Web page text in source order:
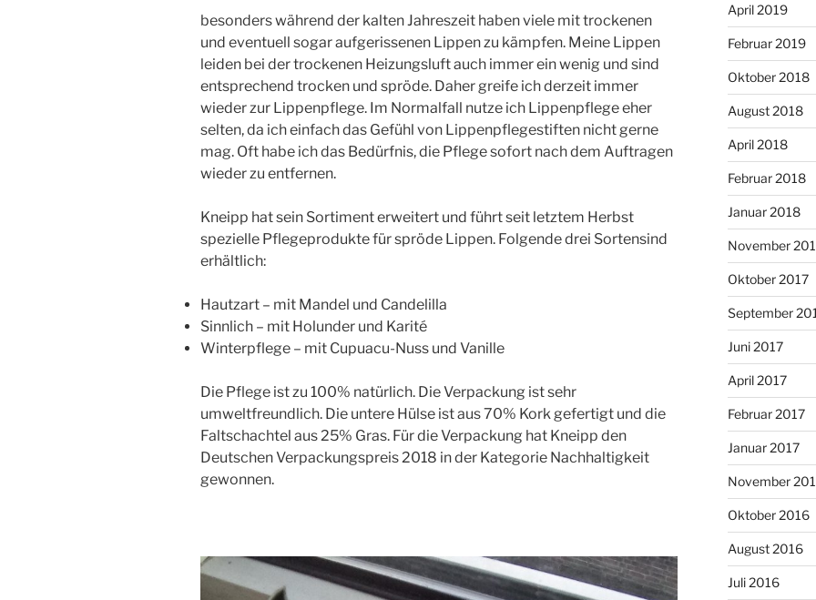
besonders während der kalten Jahreszeit haben viele mit trockenen
und eventuell sogar aufgerissenen Lippen zu kämpfen. Meine Lippen
leiden bei der trockenen Heizungsluft auch immer ein wenig und sind
entsprechend trocken und spröde. Daher greife ich derzeit immer
wieder zur Lippenpflege. Im Normalfall nutze ich Lippenpflege eher
selten, da ich einfach das Gefühl von Lippenpflegestiften nicht gerne
mag. Oft habe ich das Bedürfnis, die Pflege sofort nach dem Auftragen
wieder zu entfernen.
Kneipp hat sein Sortiment erweitert und führt seit letztem Herbst
spezielle Pflegeprodukte für spröde Lippen. Folgende drei Sortensind
erhältlich:
Hautzart – mit Mandel und Candelilla
Sinnlich – mit Holunder und Karité
Winterpflege – mit Cupuacu-Nuss und Vanille
Die Pflege ist zu 100% natürlich. Die Verpackung ist sehr
umweltfreundlich. Die untere Hülse ist aus 70% Kork gefertigt und die
Faltschachtel aus 25% Gras. Für die Verpackung hat Kneipp den
Deutschen Verpackungspreis 2018 in der Kategorie Nachhaltigkeit
gewonnen.
April 2019
Februar 2019
Oktober 2018
August 2018
April 2018
Februar 2018
Januar 2018
November
Oktober 2017
September
Juni 2017
April 2017
Februar 2017
Januar 2017
November
Oktober 2016
August 2016
Juli 2016